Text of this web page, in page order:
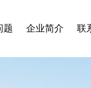
题 企业简介 联